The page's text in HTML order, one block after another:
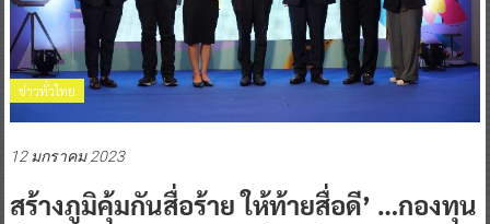
ข่าวทั่วไทย
12 มกราคม 2023
สร้างภูมิคุ้มกันสื่อร้าย ให้ท้ายสื่อดี’ …กองทุน